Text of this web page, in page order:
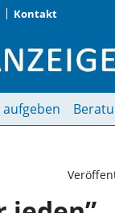
Kontakt
aufgeben